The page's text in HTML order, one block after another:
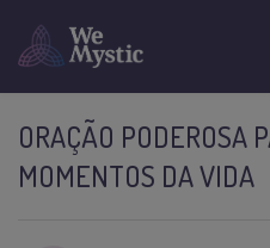
ORAÇÃO PODEROSA
MOMENTOS DA VIDA